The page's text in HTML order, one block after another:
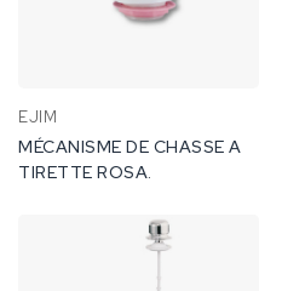
EJIM
MÉCANISME DE CHASSE A
TIRETTE ROSA.